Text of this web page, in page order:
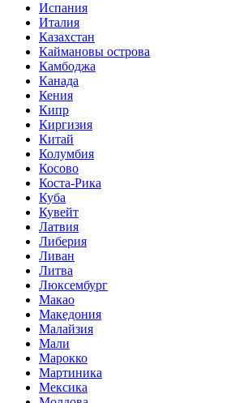
Испания
Италия
Казахстан
Каймановы острова
Камбоджа
Канада
Кения
Кипр
Киргизия
Китай
Колумбия
Косово
Коста-Рика
Куба
Кувейт
Латвия
Либерия
Ливан
Литва
Люксембург
Макао
Македония
Малайзия
Мали
Марокко
Мартиника
Мексика